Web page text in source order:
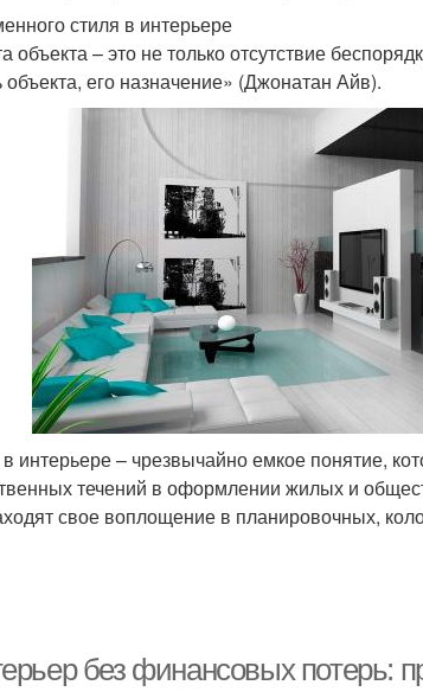
стиля в интерьере
объекта – это не только отсутствие
его назначение» (Джонатан Айв).
интерьере – чрезвычайно емкое понятие,
течений в оформлении жилых и
свое воплощение в планировочных,
без финансовых потерь: